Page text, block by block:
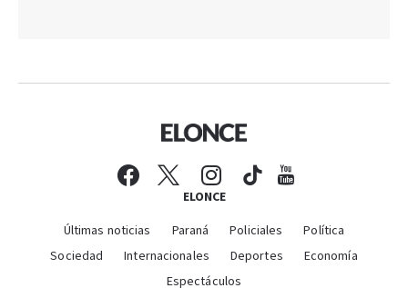
ELONCE
Últimas noticias Paraná Policiales
Política
Sociedad
Internacionales Deportes
Economía
Espectáculos